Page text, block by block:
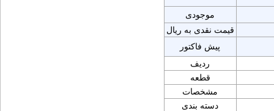
موجودی
قیمت نقدی به ریال
پیش فاکتور
ردیف
قطعه
مشخصات
دسته بندی